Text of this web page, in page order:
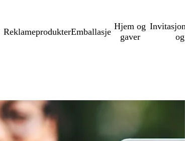
ReklameprodukterEmballasje
Hjem og
gaver